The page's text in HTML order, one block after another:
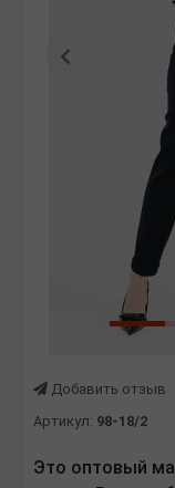
Предыдущая
Добавить отзыв
Артикул: 98-18/2
Это оптовый